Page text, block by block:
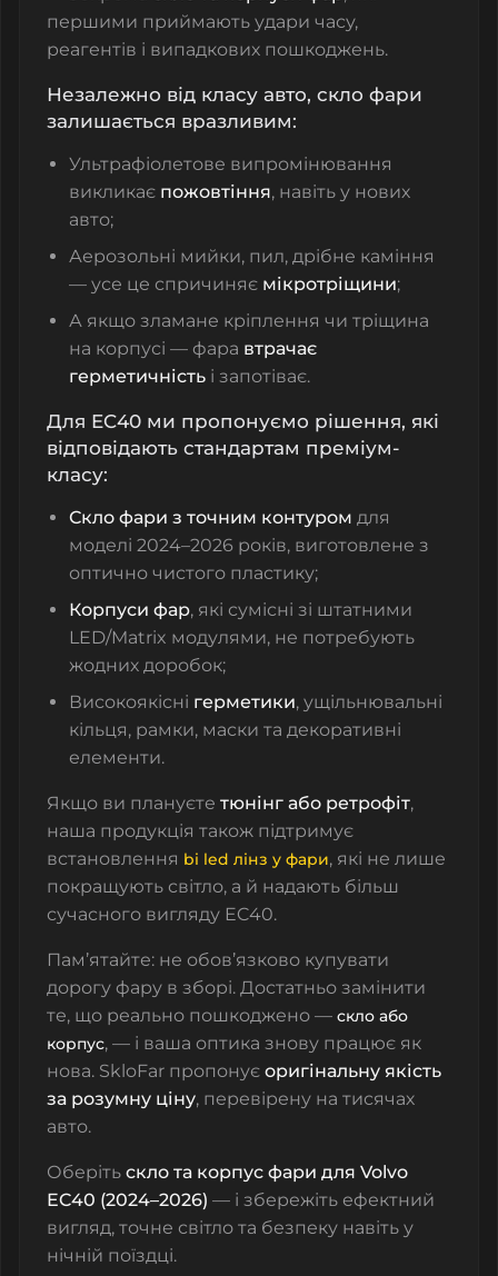
першими приймають удари часу,
реагентів і випадкових пошкоджень.
Незалежно від класу авто, скло фари
залишається вразливим:
Ультрафіолетове випромінювання
викликає пожовтіння, навіть у нових
авто;
Аерозольні мийки, пил, дрібне каміння
— усе це спричиняє мікротріщини;
А якщо зламане кріплення чи тріщина
на корпусі — фара втрачає
герметичність і запотіває.
Для EC40 ми пропонуємо рішення, які
відповідають стандартам преміум-
класу:
Скло фари з точним контуром для
моделі 2024–2026 років, виготовлене з
оптично чистого пластику;
Корпуси фар, які сумісні зі штатними
LED/Matrix модулями, не потребують
жодних доробок;
Високоякісні герметики, ущільнювальні
кільця, рамки, маски та декоративні
елементи.
Якщо ви плануєте тюнінг або ретрофіт,
наша продукція також підтримує
встановлення bi led лінз у фари, які не лише
покращують світло, а й надають більш
сучасного вигляду EC40.
Пам’ятайте: не обов’язково купувати
дорогу фару в зборі. Достатньо замінити
те, що реально пошкоджено — скло або
корпус, — і ваша оптика знову працює як
нова. SkloFar пропонує оригінальну якість
за розумну ціну, перевірену на тисячах
авто.
Оберіть скло та корпус фари для Volvo
EC40 (2024–2026) — і збережіть ефектний
вигляд, точне світло та безпеку навіть у
нічній поїздці.